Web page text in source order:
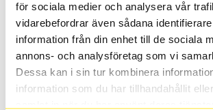
för sociala medier och analysera vår
vidarebefordrar även sådana
information från din enhet till de sociala
annons- och analysföretag som vi
Dessa kan i sin tur kombinera
information som du har tillhandahållit
Passar detta däck min bil?
Ange registreringsnummer för att se
valt passar din bilmodell. Om du köper
sättas på dina befintliga fälgar, se till